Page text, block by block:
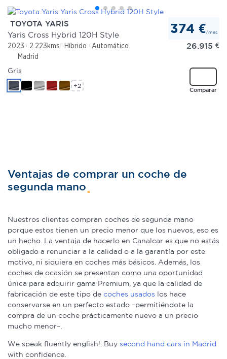
TOYOTA YARIS
Yaris Cross Hybrid 120H Style
2023 2.223kms Híbrido
Automático
Madrid
374 €/mes
26.915 €
Comparar
Gris
+2
Ventajas de comprar un coche de
segunda mano
Nuestros clientes compran coches de segunda mano
porque estos tienen un precio menor que los nuevos, eso es
un hecho. La ventaja de hacerlo en Canalcar es que no estás
obligado a renunciar a la calidad o a la garantía por este
motivo, ni siquiera en coches más básicos. Además, los
coches de ocasión se presentan como una oportunidad
única para adquirir gama Premium, ya que la calidad de
fabricación de este tipo de coches usados los hace
conservarse en un perfecto estado –permitiéndote la
compra de un coche prácticamente nuevo a un precio
mucho menor–.
We speak fluently english!. Buy second hand cars in Madrid
with confidence.